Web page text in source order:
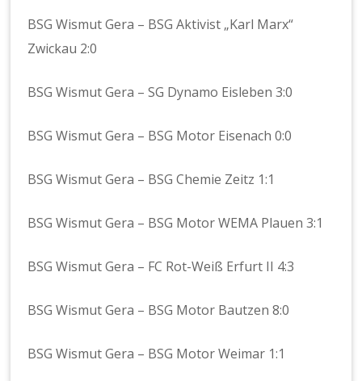
BSG Wismut Gera – BSG Aktivist „Karl Marx“
Zwickau 2:0
BSG Wismut Gera – SG Dynamo Eisleben 3:0
BSG Wismut Gera – BSG Motor Eisenach 0:0
BSG Wismut Gera – BSG Chemie Zeitz 1:1
BSG Wismut Gera – BSG Motor WEMA Plauen 3:1
BSG Wismut Gera – FC Rot-Weiß Erfurt II 4:3
BSG Wismut Gera – BSG Motor Bautzen 8:0
BSG Wismut Gera – BSG Motor Weimar 1:1